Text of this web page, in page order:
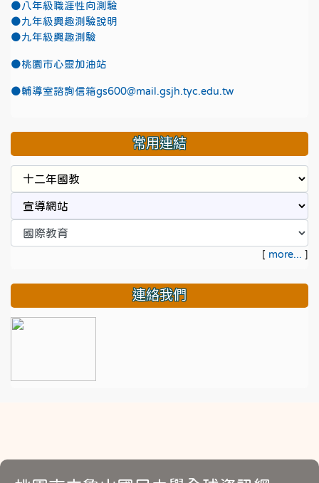
●八年級職涯性向測驗
●九年級興趣測驗說明
●九年級興趣測驗
●桃園市心靈加油站
●輔導室諮詢信箱gs600@mail.gsjh.tyc.edu.tw
常用連結
[ more... ]
連絡我們